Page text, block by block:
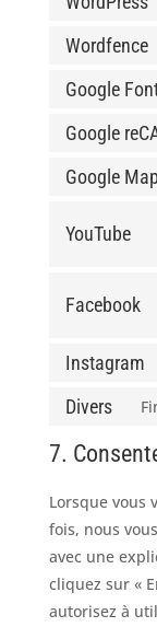
Wordfence
Google
Google
Google
YouTube
Facebook
Instagram
Divers
7.
Lorsque vous
fois, nous
avec une
cliquez sur «
autorisez à